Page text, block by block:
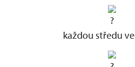
každou středu ve